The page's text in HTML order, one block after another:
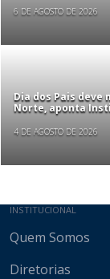
6 DE AGOSTO DE 2026
Dia dos Pais deve
Norte, aponta
4 DE AGOSTO DE 2026
Mapa
INSTITUCIONAL
Quem Somos
Diretorias